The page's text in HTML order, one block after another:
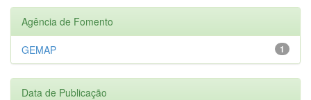
Agência de Fomento
1
GEMAP
Data de Publicação